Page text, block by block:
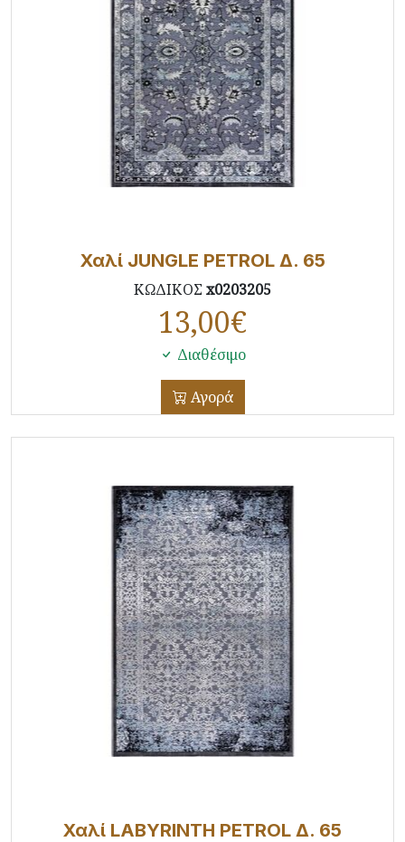
Χαλί JUNGLE PETROL Δ. 65
ΚΩΔΙΚΟΣ x0203205
13,00€
Διαθέσιμο
Αγορά
Χαλί LABYRINTH PETROL Δ. 65